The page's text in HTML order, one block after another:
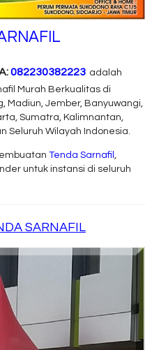
082230382223 adalah
Murah Berkualitas di
Madiun, Jember, Banyuwangi,
Sumatra, Kalimnantan,
Seluruh Wilayah Indonesia.
Tenda Sarnafil ,
untuk instansi di seluruh
SARNAFIL